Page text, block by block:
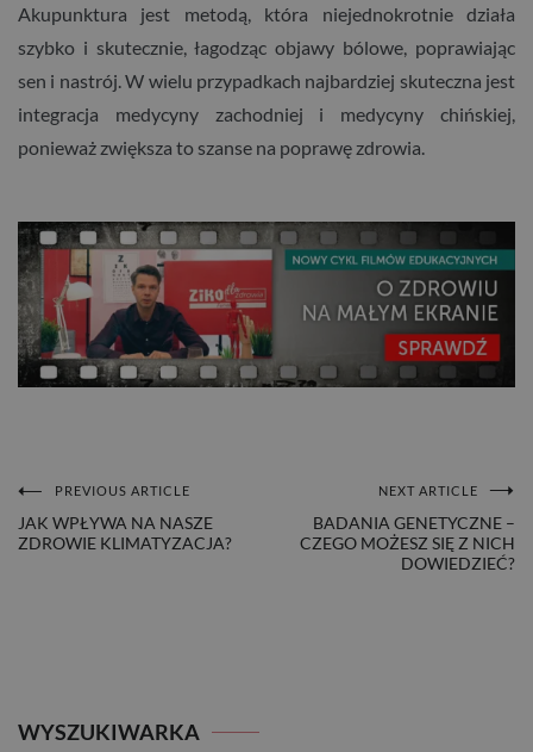
Akupunktura jest metodą, która niejednokrotnie działa
szybko i skutecznie, łagodząc objawy bólowe, poprawiając
sen i nastrój. W wielu przypadkach najbardziej skuteczna jest
integracja medycyny zachodniej i medycyny chińskiej,
ponieważ zwiększa to szanse na poprawę zdrowia.
NAWIGACJA
PREVIOUS ARTICLE
JAK WPŁYWA NA NASZE
ZDROWIE KLIMATYZACJA?
NEXT ARTICLE
BADANIA GENETYCZNE –
CZEGO MOŻESZ SIĘ Z NICH
DOWIEDZIEĆ?
WYSZUKIWARKA